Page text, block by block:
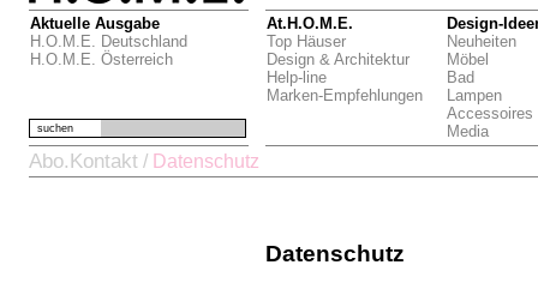
Aktuelle Ausgabe
H.O.M.E. Deutschland
H.O.M.E. Österreich
At.H.O.M.E.
Top Häuser
Design & Architektur
Help-line
Marken-Empfehlungen
Design-
Neuheiten
Möbel
Bad
Lampen
Accessoires
Media
suchen
Abo.Kontakt / Datenschutz
Datenschutz